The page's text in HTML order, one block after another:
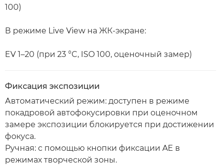
100)
В режиме Live View на ЖК-экране:
EV 1–20 (при 23 °C, ISO 100, оценочный замер)
Фиксация экспозиции
Автоматический режим: доступен в режиме
покадровой автофокусировки при оценочном
замере экспозиции блокируется при достижении
фокуса.
Ручная: с помощью кнопки фиксации AE в
режимах творческой зоны.